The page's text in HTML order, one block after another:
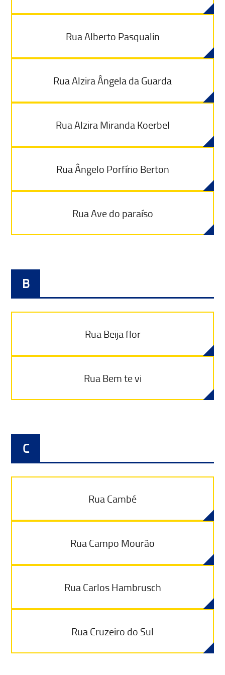
Rua Alberto Pasqualin
Rua Alzira Ângela da Guarda
Rua Alzira Miranda Koerbel
Rua Ângelo Porfírio Berton
Rua Ave do paraíso
B
Rua Beija flor
Rua Bem te vi
C
Rua Cambé
Rua Campo Mourão
Rua Carlos Hambrusch
Rua Cruzeiro do Sul